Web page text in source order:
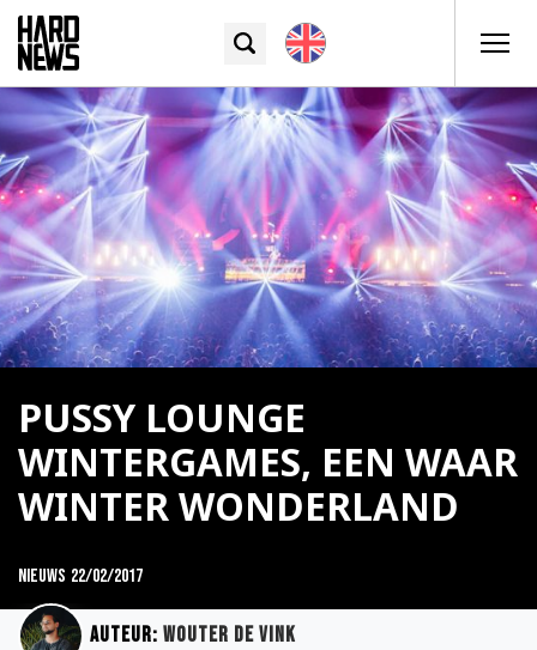
PUSSY LOUNGE
WINTERGAMES, EEN WAAR
WINTER WONDERLAND
Nieuws 22/02/2017
Auteur: Wouter de Vink